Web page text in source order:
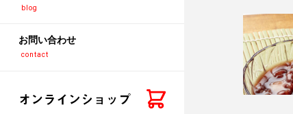
blog
お問い合わせ
contact